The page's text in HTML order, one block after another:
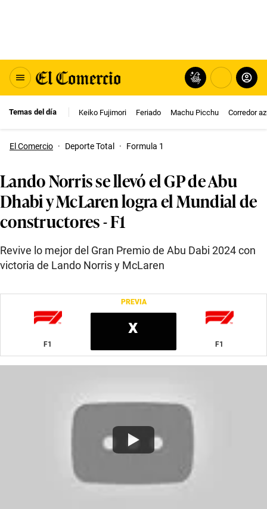
Temas del día Keiko Fujimori Feriado Machu Picchu Corredor
El Comercio · Deporte Total · Formula 1
Lando Norris se llevó el GP de Abu
Dhabi y McLaren logra el Mundial de
constructores - F1
Revive lo mejor del Gran Premio de Abu Dabi 2024 con
victoria de Lando Norris y McLaren
PREVIA
F1
x
F1